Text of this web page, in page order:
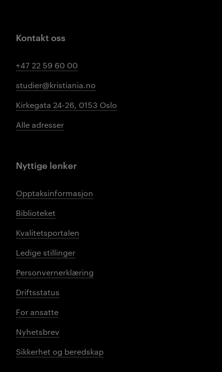
Kontakt oss
+47 22 59 60 00
studier@kristiania.no
Kirkegata 24-26, 0153 Oslo
Alle adresser
Nyttige lenker
Opptaksinformasjon
Biblioteket
Kvalitetsportalen
Ledige stillinger
Personvernerklæring
Driftsstatus
For ansatte
Nyhetsbrev
Sikkerhet og beredskap